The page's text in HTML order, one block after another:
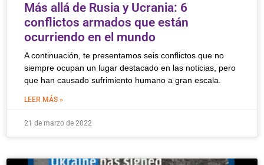
Más allá de Rusia y Ucrania: 6
conflictos armados que están
ocurriendo en el mundo
A continuación, te presentamos seis conflictos que no
siempre ocupan un lugar destacado en las noticias, pero
que han causado sufrimiento humano a gran escala.
LEER MÁS »
21 de marzo de 2022